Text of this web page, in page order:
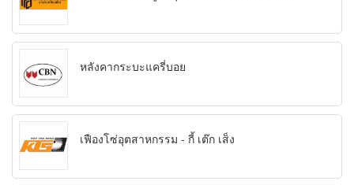
หลังคากระบะแครี่บอย
เฟืองโซ่อุตสาหกรรม - กี้ เต๊ก เส็ง